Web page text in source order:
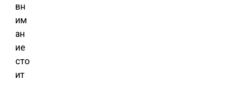
вн
им
ан
ие
сто
ит